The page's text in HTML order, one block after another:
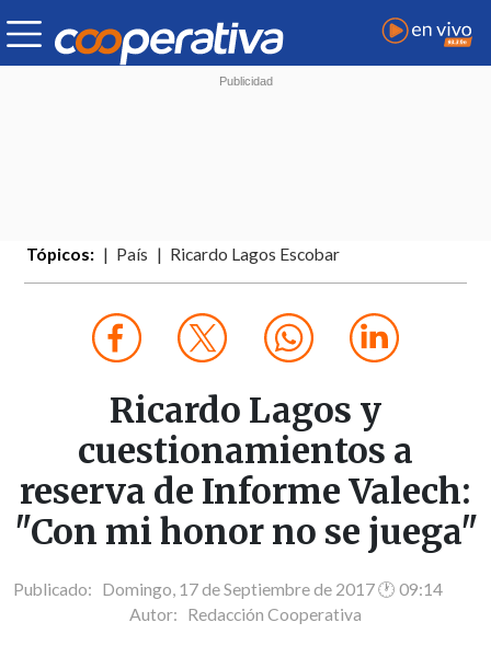
Tópicos: País Ricardo Lagos Escobar
Ricardo Lagos y
cuestionamientos a
reserva de Informe Valech:
"Con mi honor no se juega"
Publicado: Domingo, 17 de Septiembre de 2017 🕐 09:14
Autor: Redacción Cooperativa